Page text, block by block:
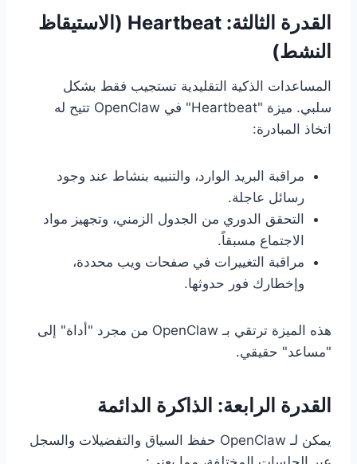
القدرة الثالثة: Heartbeat (الاستيقاظ
النشط)
المساعدات الذكية التقليدية تستجيب فقط بشكل
سلبي. ميزة "Heartbeat" في OpenClaw تتيح له
اتخاذ المبادرة:
مراقبة البريد الوارد، والتنبيه بنشاط عند وجود
رسائل عاجلة.
التحقق الدوري من الجدول الزمني، وتجهيز مواد
الاجتماع مسبقاً.
مراقبة التغييرات في صفحات ويب محددة،
وإخطارك فور حدوثها.
هذه الميزة ترتقي بـ OpenClaw من مجرد "أداة" إلى
"مساعد" حقيقي.
القدرة الرابعة: الذاكرة الدائمة
يمكن لـ OpenClaw حفظ السياق والتفضيلات والسجل